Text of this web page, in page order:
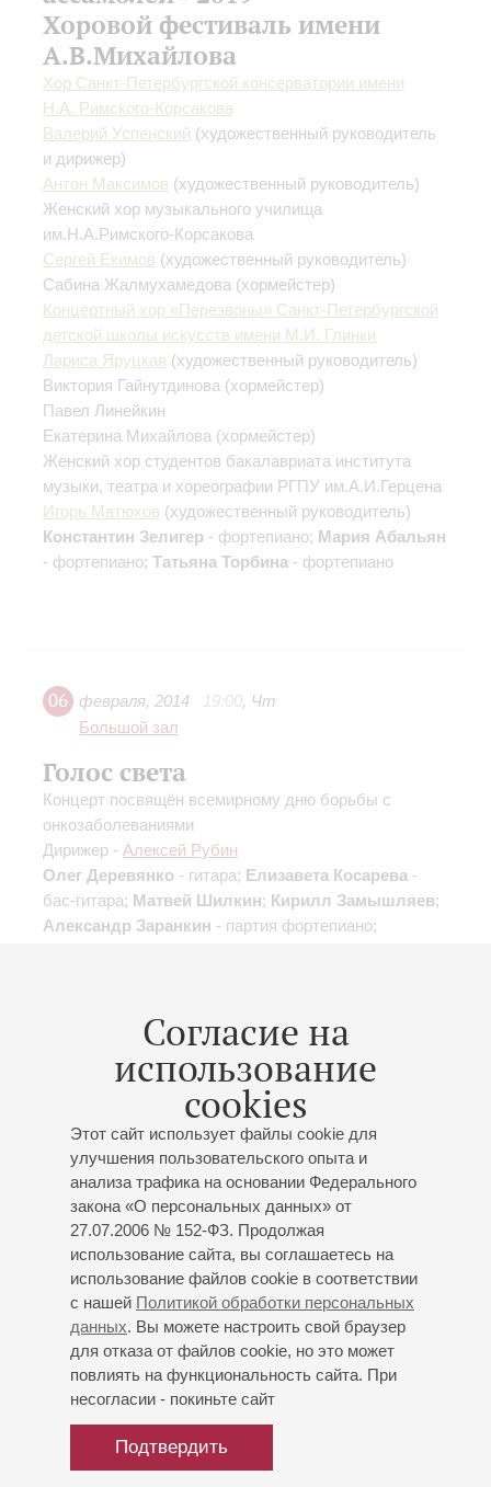
Согласие на
использование
cookies
Этот сайт использует файлы cookie для
улучшения пользовательского опыта и
анализа трафика на основании Федерального
закона «О персональных данных» от
27.07.2006 № 152-ФЗ. Продолжая
использование сайта, вы соглашаетесь на
использование файлов cookie в соответствии
с нашей Политикой обработки персональных
данных. Вы можете настроить свой браузер
для отказа от файлов cookie, но это может
повлиять на функциональность сайта. При
несогласии - покиньте сайт
Подтвердить
Хоровой фестиваль имени
А.В.Михайлова
Хор Санкт-Петербургской консерватории имени
Н.А. Римского-Корсакова
Валерий Успенский (художественный руководитель
и дирижер)
Антон Максимов (художественный руководитель)
Женский хор музыкального училища
им.Н.А.Римского-Корсакова
Сергей Екимов (художественный руководитель)
Сабина Жалмухамедова (хормейстер)
Концертный хор «Перезвоны» Санкт-Петербургской
детской школы искусств имени М.И. Глинки
Лариса Яруцкая (художественный руководитель)
Виктория Гайнутдинова (хормейстер)
Павел Линейкин
Екатерина Михайлова (хормейстер)
Женский хор студентов бакалавриата института
музыки, театра и хореографии РГПУ им.А.И.Герцена
Игорь Матюхов (художественный руководитель)
Константин Зелигер - фортепиано; Мария Абальян
- фортепиано; Татьяна Торбина - фортепиано
06 февраля, 2014 19:00, Чт
Большой зал
Голос света
Концерт посвящён всемирному дню борьбы с
онкозаболеваниями
Дирижер - Алексей Рубин
Олег Деревянко - гитара; Елизавета Косарева -
бас-гитара; Матвей Шилкин; Кирилл Замышляев;
Александр Заранкин - партия фортепиано;
Дмитрий Малыгин- бас-гитара; Роман Смирнов
Наталья Боева- меццо-сопрано
Чайковский,И.С. Бах,Бортнянский,Моцарт
NCA
декабря, 2013 19:00 , Пн
4-й Благотворительный Собор
в честь Святителя Николая
Чудотворца
Организаторы:Санкт-Петербургский
Благотворительный фонд помощи детям с
онкозаболеваниями «Свет»